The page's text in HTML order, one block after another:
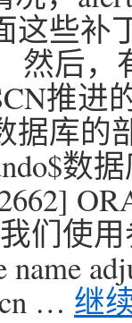
这些补
然后
推进
据库的
数
们使
name
… 继